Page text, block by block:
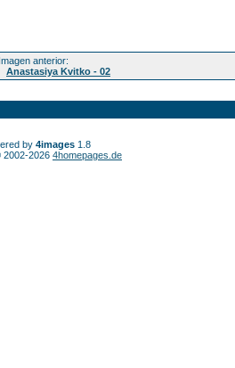
Imagen anterior:
Anastasiya Kvitko - 02
by 4images1.8
2002-2026 4homepages.de